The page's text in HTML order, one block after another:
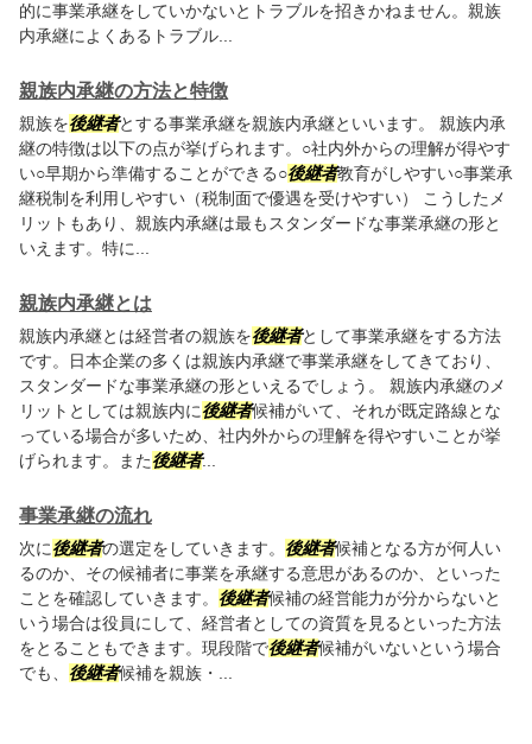
的に事業承継をしていかないとトラブルを招きかねません。親族
内承継によくあるトラブル...
親族内承継の方法と特徴
親族を後継者とする事業承継を親族内承継といいます。 親族内承
継の特徴は以下の点が挙げられます。○社内外からの理解が得やす
い○早期から準備することができる○後継者教育がしやすい○事業承
継税制を利用しやすい（税制面で優遇を受けやすい） こうしたメ
リットもあり、親族内承継は最もスタンダードな事業承継の形と
いえます。特に...
親族内承継とは
親族内承継とは経営者の親族を後継者として事業承継をする方法
です。日本企業の多くは親族内承継で事業承継をしてきており、
スタンダードな事業承継の形といえるでしょう。 親族内承継のメ
リットとしては親族内に後継者候補がいて、それが既定路線とな
っている場合が多いため、社内外からの理解を得やすいことが挙
げられます。また後継者...
事業承継の流れ
次に後継者の選定をしていきます。 後継者候補となる方が何人い
るのか、その候補者に事業を承継する意思があるのか、といった
ことを確認していきます。 後継者候補の経営能力が分からないと
いう場合は役員にして、経営者としての資質を見るといった方法
をとることもできます。現段階で後継者候補がいないという場合
でも、 後継者候補を親族・...